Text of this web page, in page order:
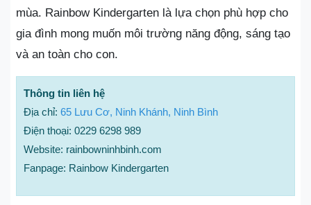
mùa. Rainbow Kindergarten là lựa chọn phù hợp cho
gia đình mong muốn môi trường năng động, sáng tạo
và an toàn cho con.
Thông tin liên hệ
Địa chỉ: 65 Lưu Cơ, Ninh Khánh, Ninh Bình
Điện thoại: 0229 6298 989
Website: rainbowninhbinh.com
Fanpage: Rainbow Kindergarten